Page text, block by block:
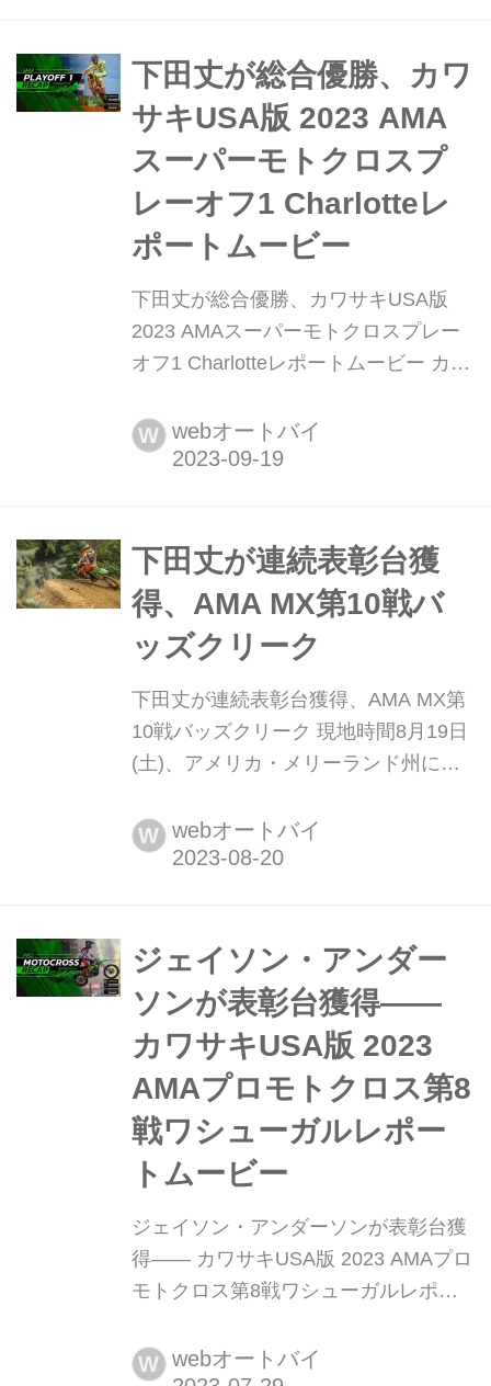
スーパークロスを掛け合わせたような
レース。時間も20分+1周と短めで...
下田丈が総合優勝、カワ
サキUSA版 2023 AMA
スーパーモトクロスプ
レーオフ1 Charlotteレ
ポートムービー
下田丈が総合優勝、カワサキUSA版
2023 AMAスーパーモトクロスプレー
オフ1 Charlotteレポートムービー カワ
た2023 AMAスーパーモトクロスのプ
レーオフ1ラウンド目、Charlotteのレ
下田丈が4-1のリザルトでさっそく総
合優勝獲得。詳...
W webオートバイ
下田丈が連続表彰台獲
得、AMA MX第10戦バ
ッズクリーク
下田丈が連続表彰台獲得、AMA MX第
10戦バッズクリーク 現地時間8月19日
(土)、アメリカ・メリーランド州にあ
にて、AMAプロモトクロス第10戦が開
催されました。 Monster Energy/Pro
にこのバッズ...
W webオートバイ
ジェイソン・アンダー
ソンが表彰台獲得――
カワサキUSA版 2023
AMAプロモトクロス第8
戦ワシューガルレポー
トムービー
ジェイソン・アンダーソンが表彰台獲
得―― カワサキUSA版 2023 AMAプロ
モトクロス第8戦ワシューガルレポー
Youtubeにアップされた2023 AMAプロ
W webオートバイ